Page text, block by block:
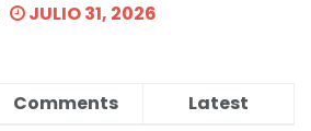
JULIO 31, 2026
Comments Latest